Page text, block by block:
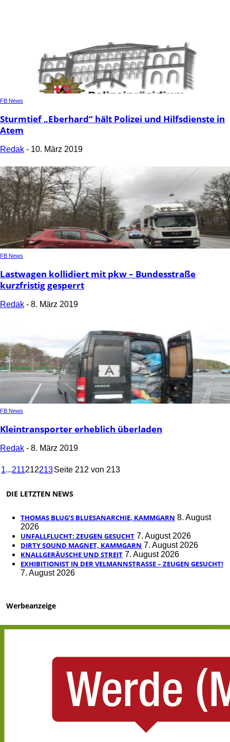
FB News
Sturmtief „Eberhard“ hält Polizei und Hilfsdienste in
Atem
Redak - 10. März 2019
FB News
Lastwagen kollidiert mit pkw – Bundesstraße
kurzfristig gesperrt
Redak - 8. März 2019
FB News
Kleintransporter erheblich überladen
Redak - 8. März 2019
1...211212213Seite 212 von 213
DIE LETZTEN NEWS
THOMAS BLUG’S BLUESANARCHIE, KAMMGARN 8. August
2026
UNFALLFLUCHT: ZEUGEN GESUCHT 7. August 2026
DIRTY SOUND MAGNET, KAMMGARN 7. August 2026
KNALLGERÄUSCHE UND STREIT 7. August 2026
EXHIBITIONIST IN DER VELMANNSTRASSE – ZEUGEN GESUCHT!
7. August 2026
Werbeanzeige